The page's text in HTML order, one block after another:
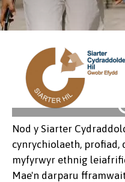
Efydd y
Siarter
Cydraddoldeb
Nod y Siarter
cynrychiolaeth,
myfyrwyr ethnig
Mae'n darparu